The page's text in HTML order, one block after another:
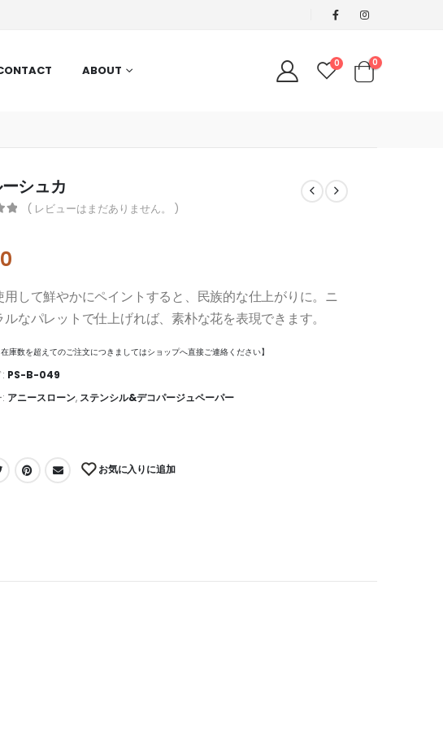
ABOUT 0 0
シュカ
( レビューはまだありません。 )
用して鮮やかにペイントすると、民族的な仕上がりに。ニ
ルなパレットで仕上げれば、素朴な花を表現できます。
在庫数を超えてのご注文につきましてはショップへ直接ご連絡ください】
PS-B-049
アニースローン, ステンシル&デコパージュペーパー
お気に入りに追加